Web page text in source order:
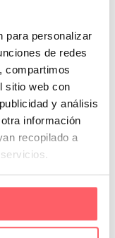
para personalizar
de redes
compartimos
sitio web con
y análisis
información
recopilado a
de un tejido
que entre más
Un acierto